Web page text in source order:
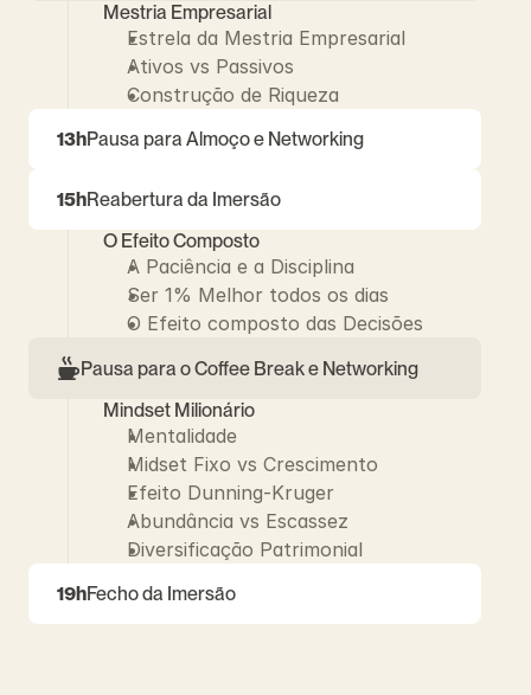
Mestria Empresarial
Estrela da Mestria Empresarial
Ativos vs Passivos
Construção de Riqueza
Pausa para Almoço e Networking
13h
Reabertura da Imersão
15h
O Efeito Composto
A Paciência e a Disciplina
Ser 1% Melhor todos os dias
O Efeito composto das Decisões
Pausa para o Coffee Break e Networking
Mindset Milionário
Mentalidade
Midset Fixo vs Crescimento
Efeito Dunning-Kruger
Abundância vs Escassez
Diversificação Patrimonial
Fecho da Imersão
19h